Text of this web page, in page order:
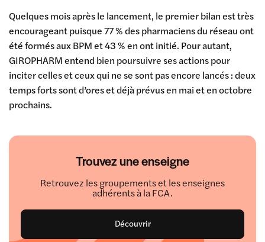
Trouvez une enseigne
Retrouvez les groupements et les enseignes
adhérents à la FCA.
Découvrir
Quelques mois après le lancement, le premier bilan est très
encourageant puisque 77 % des pharmaciens du réseau ont
été formés aux BPM et 43 % en ont initié. Pour autant,
GIROPHARM entend bien poursuivre ses actions pour
inciter celles et ceux qui ne se sont pas encore lancés : deux
temps forts sont d’ores et déjà prévus en mai et en octobre
prochains.